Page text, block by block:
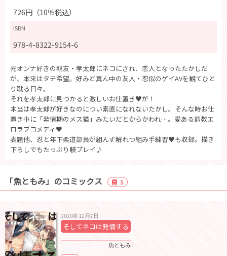
726円（10％税込）
ISBN
978-4-8322-9154-6
元オンナ好きの親友・孝太郎にネコにされ、恋人となったたかしだ
が、本来はタチ希望。好みど真ん中の友人・忍似のゲイAVを観てひと
り耽る日々。
それを孝太郎に見つかると激しいお仕置き♥が！
本当は孝太郎が好きなのについ素直になれないたかし。そんな時お仕
置き中に「発情期のメス猫」みたいだとからかわれ…。愛ある調教エ
ロラブコメディ♥
表題他、忍と年下柔道部員が組んず解れつ組み手練習♥も収録。描き
下ろしでもたっぷり躾プレイ♪
「魚ともみ」のコミックス 5
2020年12月7日
そしてネコは発情する
魚ともみ